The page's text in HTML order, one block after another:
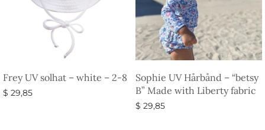
Frey UV solhat – white – 2-8
$ 29,85
Sophie UV Hårbånd – “betsy
B” Made with Liberty fabric
$ 29,85